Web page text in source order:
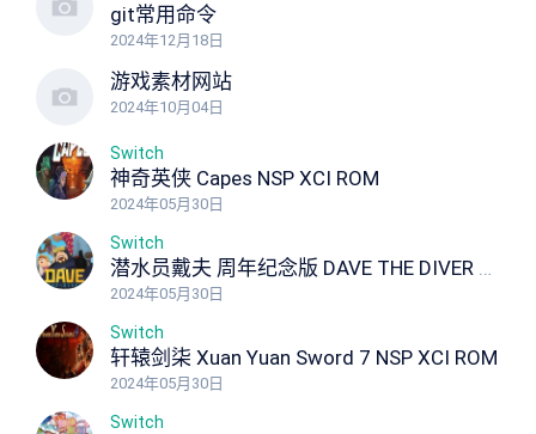
git常用命令
2024年12月18日
游戏素材网站
2024年10月04日
Switch
神奇英侠 Capes NSP XCI ROM
2024年05月30日
Switch
潜水员戴夫 周年纪念版 DAVE THE DIVER Anniversary Edition NSP XCI ROM
2024年05月30日
Switch
轩辕剑柒 Xuan Yuan Sword 7 NSP XCI ROM
2024年05月30日
Switch